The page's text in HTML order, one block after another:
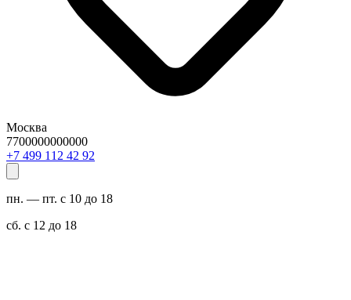
Москва
7700000000000
29 24 211 994 7+
пн. — пт. с 10 до 18
сб. с 12 до 18